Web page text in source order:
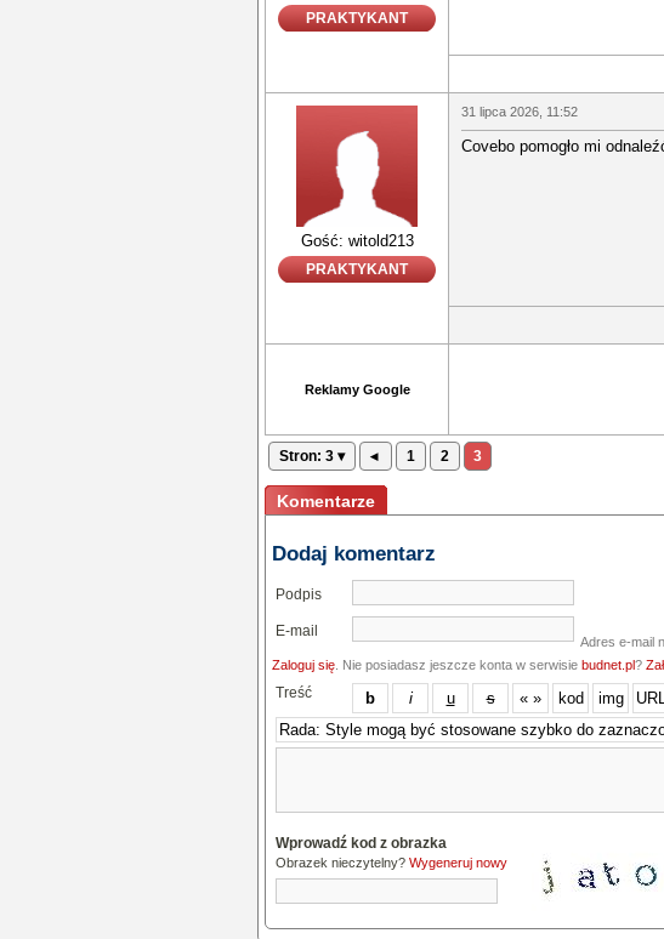
PRAKTYKANT
Gość: witold213
PRAKTYKANT
31 lipca 2026, 11:52
Covebo pomogło mi
Reklamy Google
Stron: 3 ▾ ◂ 1 2 3
Komentarze
Dodaj komentarz
Podpis
E-mail
Adres e-mail
Zaloguj się . Nie posiadasz jeszcze konta w serwisie budnet.pl?
Treść
Wprowadź kod z obrazka
Obrazek nieczytelny? Wygeneruj nowy